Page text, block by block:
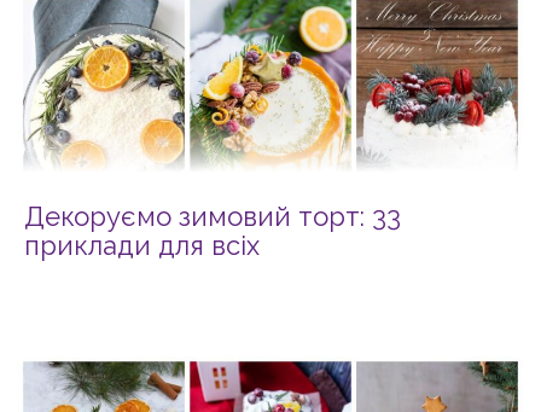
Декоруємо зимовий торт: 33
приклади для всіх